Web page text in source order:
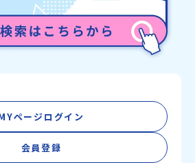
ページログイン
会員登録